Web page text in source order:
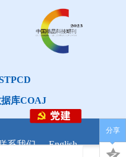
库COAJ
系我们
English
分享